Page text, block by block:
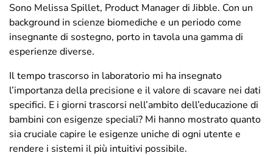
Sono Melissa Spillet, Product Manager di Jibble. Con un
background in scienze biomediche e un periodo come
insegnante di sostegno, porto in tavola una gamma di
esperienze diverse.
Il tempo trascorso in laboratorio mi ha insegnato
l’importanza della precisione e il valore di scavare nei dati
specifici. E i giorni trascorsi nell’ambito dell’educazione di
bambini con esigenze speciali? Mi hanno mostrato quanto
sia cruciale capire le esigenze uniche di ogni utente e
rendere i sistemi il più intuitivi possibile.